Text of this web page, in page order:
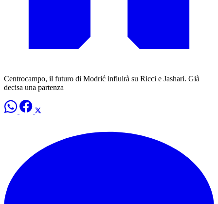
Centrocampo, il futuro di Modrić influirà su Ricci e Jashari. Già
decisa una partenza